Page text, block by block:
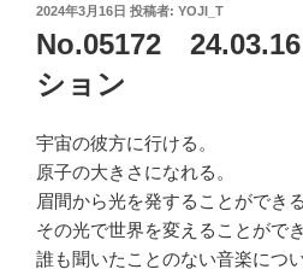
投
稿
日:
2024年3月16日 投稿者: YOJI_T
No.05172
ション
宇宙の彼方に行ける。
原子の大きさになれる。
眉間から光を発することができる
その光で世界を変えることができ
誰も聞いたことのない音楽につ